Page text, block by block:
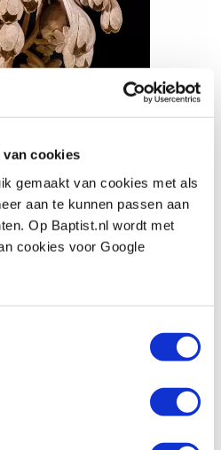
cookies
gemaakt van cookies met als
aan te kunnen passen aan
Op Baptist.nl wordt met
cookies voor Google
deze prachtige
en met name in de stijl van
zoektocht in het oude
slinger van festoens om een
gereedschappen: